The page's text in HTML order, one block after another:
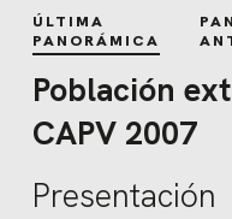
ÚLTIMA
PANORÁMICA
Población
CAPV 2007
Presentación